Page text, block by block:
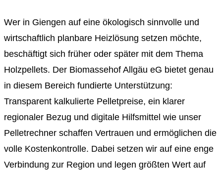
Wer in Giengen auf eine ökologisch sinnvolle und
wirtschaftlich planbare Heizlösung setzen möchte,
beschäftigt sich früher oder später mit dem Thema
Holzpellets. Der Biomassehof Allgäu eG bietet genau
in diesem Bereich fundierte Unterstützung:
Transparent kalkulierte Pelletpreise, ein klarer
regionaler Bezug und digitale Hilfsmittel wie unser
Pelletrechner schaffen Vertrauen und ermöglichen die
volle Kostenkontrolle. Dabei setzen wir auf eine enge
Verbindung zur Region und legen größten Wert auf